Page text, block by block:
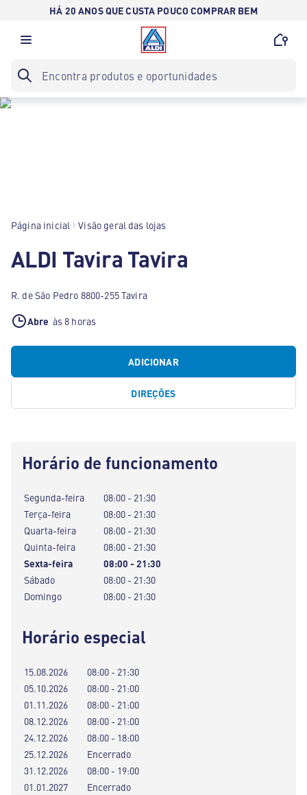
HÁ 20 ANOS QUE CUSTA POUCO COMPRAR BEM
Página inicial Visão geral das lojas
ALDI Tavira Tavira
R. de São Pedro 8800-255 Tavira
Abre às 8 horas
ADICIONAR
DIREÇÕES
Horário de funcionamento
Segunda-feira
08:00 - 21:30
Terça-feira
08:00 - 21:30
Quarta-feira
08:00 - 21:30
Quinta-feira
08:00 - 21:30
Sexta-feira
08:00 - 21:30
Sábado
08:00 - 21:30
Domingo
08:00 - 21:30
Horário especial
15.08.2026
08:00 - 21:30
05.10.2026
08:00 - 21:00
01.11.2026
08:00 - 21:00
08.12.2026
08:00 - 21:00
24.12.2026
08:00 - 18:00
25.12.2026
Encerrado
31.12.2026
08:00 - 19:00
01.01.2027
Encerrado